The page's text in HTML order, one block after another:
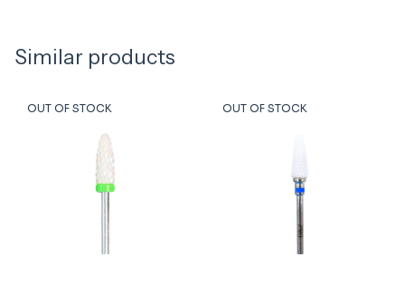
Similar products
OUT OF STOCK OUT OF STOCK